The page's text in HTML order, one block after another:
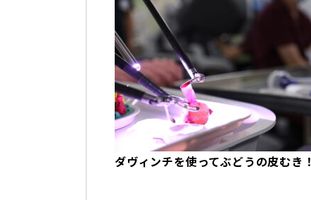
ダヴィンチを使ってぶどうの皮むき！